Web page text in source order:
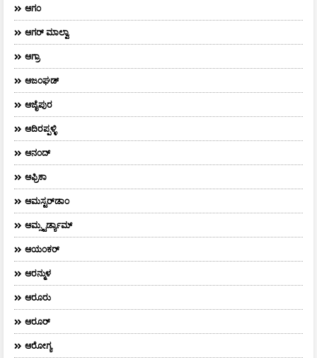
ಆಗಂ
ಆಗರ್‌ ಮಾಲ್ವಾ
ಆಗ್ರಾ
ಆಜಂಘಡ್
ಆಜೈಪುರ
ಆದಿರಪ್ಪಳ್ಳಿ
ಆನಂದ್‌
ಆಫ್ರಿಕಾ
ಆಮಸ್ಟರ್‌ಡಾಂ
ಆಮ್ಸ್ಟರ್ಡ್ಯಾಮ್
ಆಯಂಕರ್
ಆರನ್ಮುಳ
ಆರೂರು
ಆರೂರ್
ಆರೋಗ್ಯ